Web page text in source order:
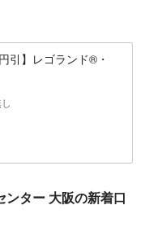
引】レゴランド®・
ター 大阪の新着口